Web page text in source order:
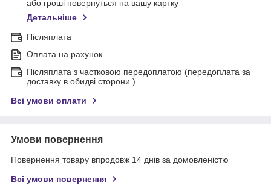
або гроші повернуться на вашу картку
Детальніше
Післяплата
Оплата на рахунок
Післяплата з частковою передоплатою (передоплата за
доставку в обидві сторони ).
Всі умови оплати
Умови повернення
Повернення товару впродовж 14 днів за домовленістю
Всі умови повернення